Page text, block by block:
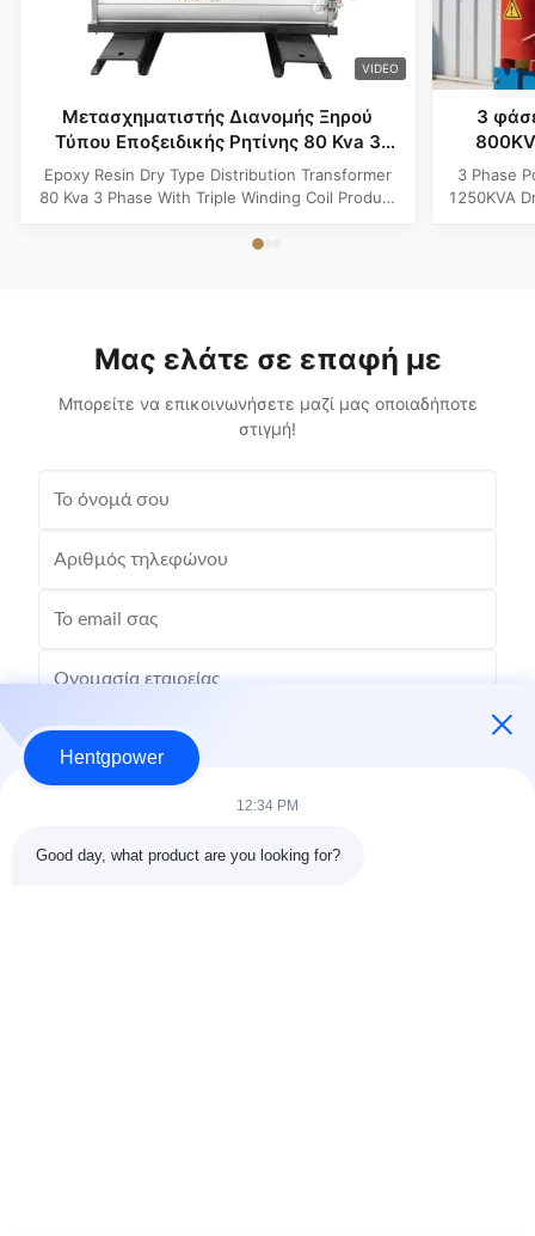
VIDEO
Μετασχηματιστής Διανομής Ξηρού
Τύπου Εποξειδικής Ρητίνης 80 Kva 3
Φάσεων με Πηνίο Τριπλής Ελίκωσης
Epoxy Resin Dry Type Distribution Transformer
80 Kva 3 Phase With Triple Winding Coil Product
transformer, distribution transformer, Dry Type
3
3 Phase
1250KVA
Μας ελάτε σε επαφή με
Μπορείτε να επικοινωνήσετε μαζί μας οποιαδήποτε
στιγμή!
Hentgpower
12:34 PM
Good day, what product are you looking for?